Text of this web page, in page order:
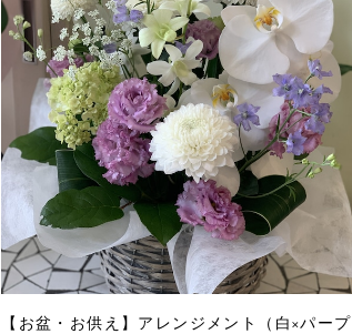
【お盆・お供え】アレンジメント（白×パープ